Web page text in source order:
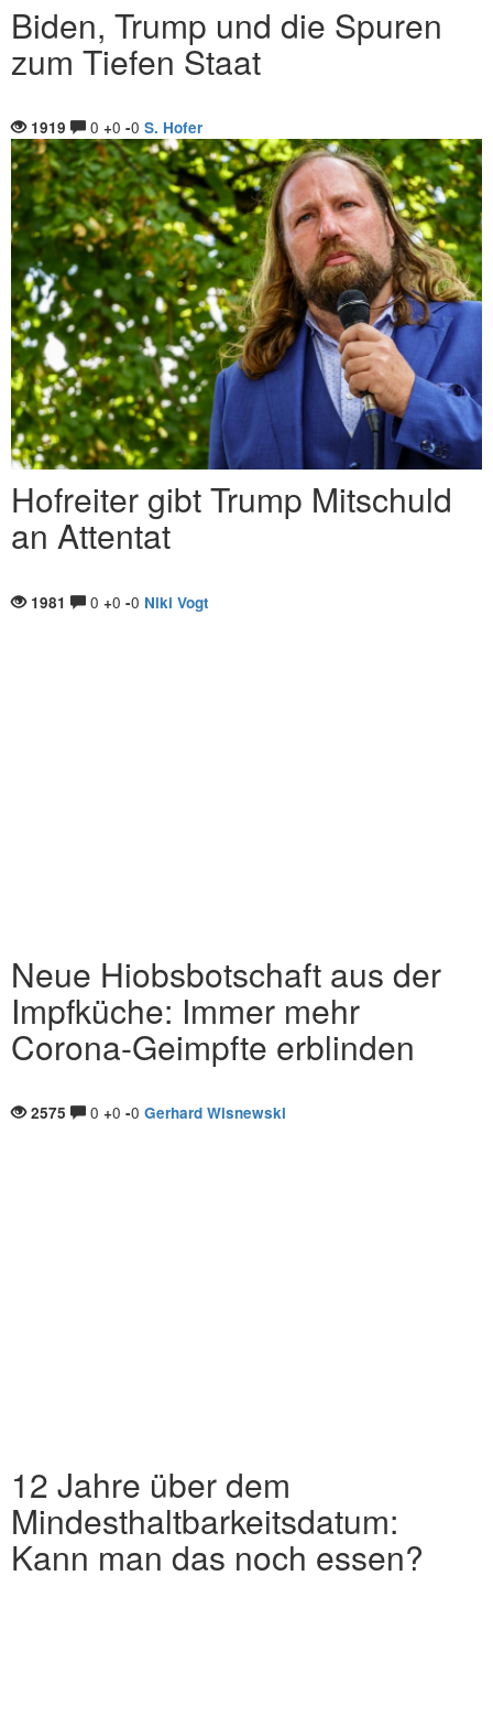
Biden, Trump und die Spuren
zum Tiefen Staat
1919 0 +0 -0 S. Hofer
Hofreiter gibt Trump Mitschuld
an Attentat
1981 0 +0 -0 Niki Vogt
Neue Hiobsbotschaft aus der
Impfküche: Immer mehr
Corona-Geimpfte erblinden
2575 0 +0 -0 Gerhard Wisnewski
12 Jahre über dem
Mindesthaltbarkeitsdatum:
Kann man das noch essen?